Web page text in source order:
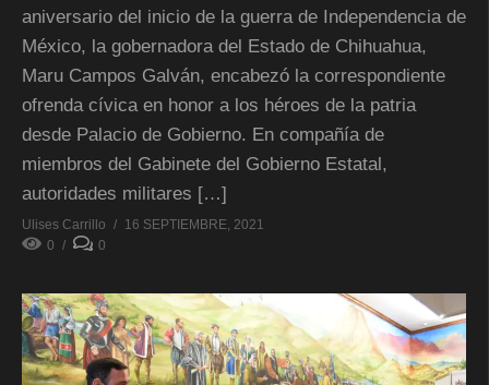
aniversario del inicio de la guerra de Independencia de
México, la gobernadora del Estado de Chihuahua,
Maru Campos Galván, encabezó la correspondiente
ofrenda cívica en honor a los héroes de la patria
desde Palacio de Gobierno. En compañía de
miembros del Gabinete del Gobierno Estatal,
autoridades militares […]
Ulises Carrillo
16 SEPTIEMBRE, 2021
0
0